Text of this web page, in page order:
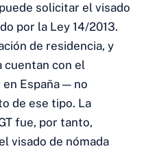
solicitar el visado
por la Ley 14/2013.
de residencia, y
cuentan con el
España — no
de ese tipo. La
fue, por tanto,
visado de nómada